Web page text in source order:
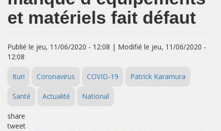
et matériels fait défaut
Publié le jeu, 11/06/2020 - 12:08 | Modifié le jeu, 11/06/2020 -
12:08
Ituri Coronavirus COVID-19 Patrick Karamura
Santé Actualité National
share
tweet